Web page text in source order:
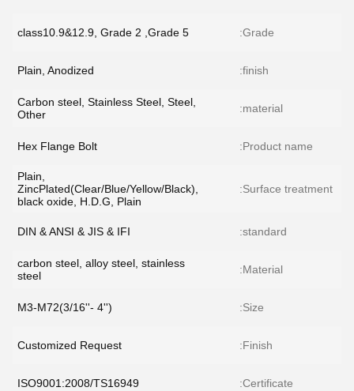
Grade:
class10.9&12.9, Grade 2 ,Grade 5
finish:
Plain, Anodized
material:
Carbon steel, Stainless Steel, Steel,
Other
Product name:
Hex Flange Bolt
Surface treatment:
Plain,
ZincPlated(Clear/Blue/Yellow/Black),
black oxide, H.D.G, Plain
standard:
DIN & ANSI & JIS & IFI
Material:
carbon steel, alloy steel, stainless
steel
Size:
M3-M72(3/16''- 4'')
Finish:
Customized Request
Certificate:
ISO9001:2008/TS16949